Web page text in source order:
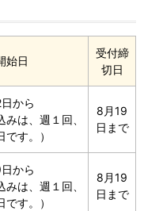
始日
受付締
切日
から
みは、週１回、
す。）
8月19
日まで
から
みは、週１回、
す。）
8月19
日まで